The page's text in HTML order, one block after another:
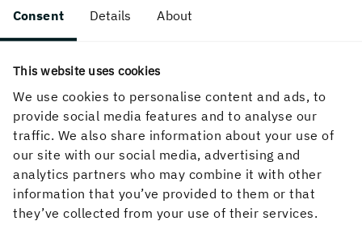
Consent Details About
This website uses cookies
We use cookies to personalise content and ads, to
provide social media features and to analyse our
traffic. We also share information about your use of
our site with our social media, advertising and
analytics partners who may combine it with other
information that you’ve provided to them or that
they’ve collected from your use of their services.
PUBLICERAD
17 augusti, 2005, 11:36
Om webbplatsen